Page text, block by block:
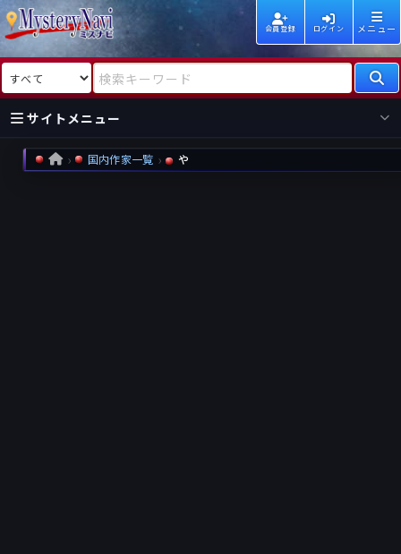
会員登録 ログイン メニュー
検索対象 検索キーワード
サイトメニュー
国内
海外
HOME 国内作家一覧 や